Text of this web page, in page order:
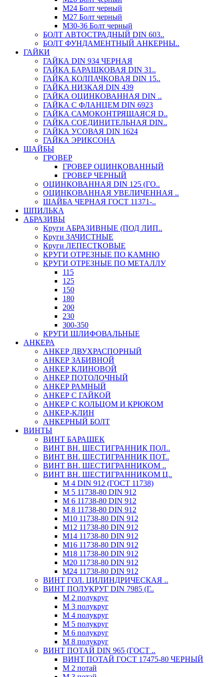
М24 Болт черный
М27 Болт черный
М30-36 Болт черный
БОЛТ АВТОСТРАДНЫЙ DIN 603..
БОЛТ ФУНДАМЕНТНЫЙ АНКЕРНЫ..
ГАЙКИ
ГАЙКА DIN 934 ЧЕРНАЯ
ГАЙКА БАРАШКОВАЯ DIN 31..
ГАЙКА КОЛПАЧКОВАЯ DIN 15..
ГАЙКА НИЗКАЯ DIN 439
ГАЙКА ОЦИНКОВАННАЯ DIN ..
ГАЙКА С ФЛАНЦЕМ DIN 6923
ГАЙКА САМОКОНТРЯЩАЯСЯ D..
ГАЙКА СОЕДИНИТЕЛЬНАЯ DIN..
ГАЙКА УСОВАЯ DIN 1624
ГАЙКА ЭРИКСОНА
ШАЙБЫ
ГРОВЕР
ГРОВЕР ОЦИНКОВАННЫЙ
ГРОВЕР ЧЕРНЫЙ
ОЦИНКОВАННАЯ DIN 125 (ГО..
ОЦИНКОВАННАЯ УВЕЛИЧЕННАЯ ..
ШАЙБА ЧЕРНАЯ ГОСТ 11371-..
ШПИЛЬКА
АБРАЗИВЫ
Круги АБРАЗИВНЫЕ (ПОД ЛИП..
Круги ЗАЧИСТНЫЕ
Круги ЛЕПЕСТКОВЫЕ
КРУГИ ОТРЕЗНЫЕ ПО КАМНЮ
КРУГИ ОТРЕЗНЫЕ ПО МЕТАЛЛУ
115
125
150
180
200
230
300-350
КРУГИ ШЛИФОВАЛЬНЫЕ
АНКЕРА
АНКЕР ДВУХРАСПОРНЫЙ
АНКЕР ЗАБИВНОЙ
АНКЕР КЛИНОВОЙ
АНКЕР ПОТОЛОЧНЫЙ
АНКЕР РАМНЫЙ
АНКЕР С ГАЙКОЙ
АНКЕР С КОЛЬЦОМ И КРЮКОМ
АНКЕР-КЛИН
АНКЕРНЫЙ БОЛТ
ВИНТЫ
ВИНТ БАРАШЕК
ВИНТ ВН. ШЕСТИГРАННИК ПОЛ..
ВИНТ ВН. ШЕСТИГРАННИК ПОТ..
ВИНТ ВН. ШЕСТИГРАННИКОМ ..
ВИНТ ВН. ШЕСТИГРАННИКОМ Ц..
М 4 DIN 912 (ГОСТ 11738)
М 5 11738-80 DIN 912
М 6 11738-80 DIN 912
М 8 11738-80 DIN 912
М10 11738-80 DIN 912
М12 11738-80 DIN 912
М14 11738-80 DIN 912
М16 11738-80 DIN 912
М18 11738-80 DIN 912
М20 11738-80 DIN 912
М24 11738-80 DIN 912
ВИНТ ГОЛ. ЦИЛИНДРИЧЕСКАЯ ..
ВИНТ ПОЛУКРУГ DIN 7985 (Г..
М 2 полукруг
М 3 полукруг
М 4 полукруг
М 5 полукруг
М 6 полукруг
М 8 полукруг
ВИНТ ПОТАЙ DIN 965 (ГОСТ ..
ВИНТ ПОТАЙ ГОСТ 17475-80 ЧЕРНЫЙ
М 2 потай